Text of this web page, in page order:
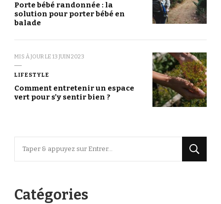
Porte bébé randonnée : la
solution pour porter bébé en
balade
MIS À JOUR LE 13 JUIN 2023
LIFESTYLE
Comment entretenir un espace
vert pour s’y sentir bien ?
?
Catégories